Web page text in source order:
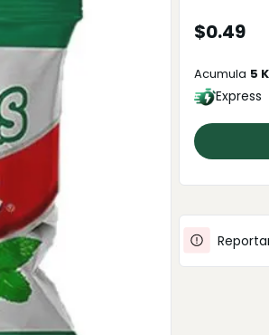
$0.49
Acumula 5
Express